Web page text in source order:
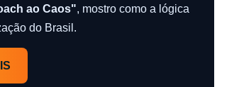
ao Caos", mostro como a lógica
do Brasil.